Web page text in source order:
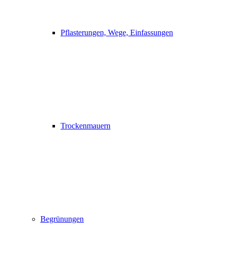
Pflasterungen, Wege, Einfassungen
Trockenmauern
Begrünungen